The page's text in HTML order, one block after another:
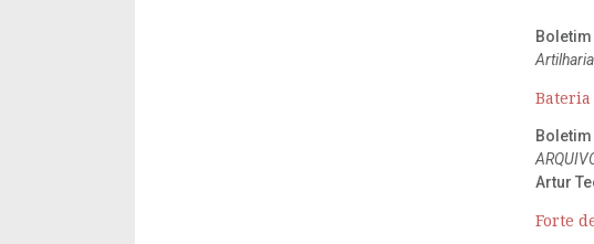
Bateria
Artur
Forte